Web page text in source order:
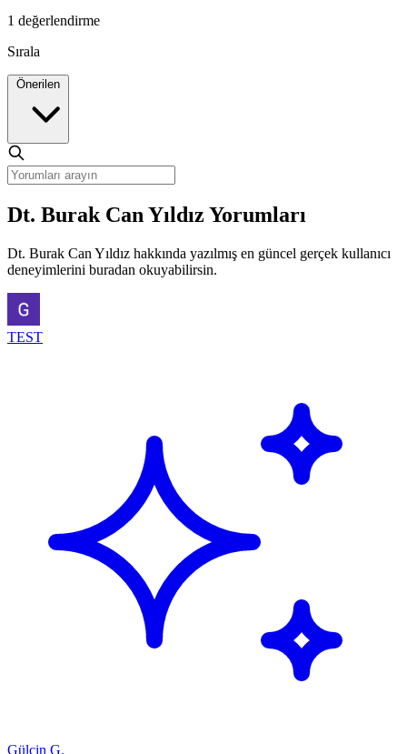
1 değerlendirme
Sırala
Dt. Burak Can Yıldız Yorumları
Dt. Burak Can Yıldız hakkında yazılmış en güncel gerçek kullanıcı
deneyimlerini buradan okuyabilirsin.
TEST
Gülçin G.